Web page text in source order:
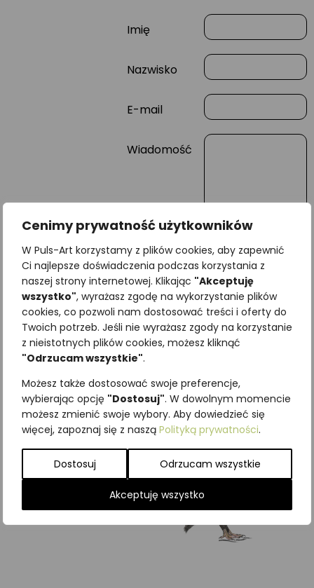
Cenimy prywatność użytkowników
W Puls-Art korzystamy z plików cookies, aby zapewnić
Ci najlepsze doświadczenia podczas korzystania z
naszej strony internetowej. Klikając "Akceptuję
wszystko", wyrażasz zgodę na wykorzystanie plików
cookies, co pozwoli nam dostosować treści i oferty do
Twoich potrzeb. Jeśli nie wyrażasz zgody na korzystanie
z nieistotnych plików cookies, możesz kliknąć
"Odrzucam wszystkie".
Możesz także dostosować swoje preferencje,
wybierając opcję "Dostosuj". W dowolnym momencie
możesz zmienić swoje wybory. Aby dowiedzieć się
więcej, zapoznaj się z naszą Polityką prywatności.
Dostosuj Odrzucam wszystkie
Akceptuję wszystko
Imię
Nazwisko
E-mail
Wiadomość
Najniższa cena z ostatnich 30
dni:65,00zł
SKU:Brak danych
Kategorie:
Szponiaste
Podobne produkty